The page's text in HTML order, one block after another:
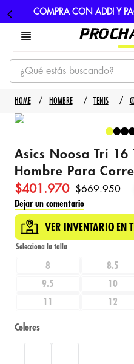
COMPRA CON ADDI Y
¿Qué estás buscando?
TÉRMINOS MÁS BUSCADOS
1
3. nike
4. guayos
5
HOMBRE TENIS
Asics Noosa Tri 16
Hombre Para
$401 .970 $669.950
Dejar un comentario
VER INVENTARIO EN
8 8.5
9.5
10
11
12
Colores